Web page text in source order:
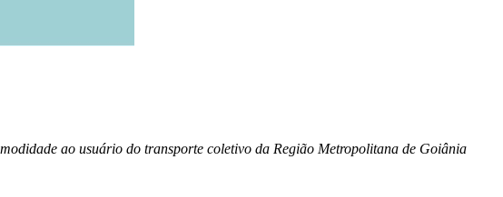
ao usuário do transporte coletivo da Região Metropolitana de Goiânia